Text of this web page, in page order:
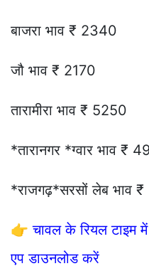
बाजरा भाव ₹ 2340
जौ भाव ₹ 2170
तारामीरा भाव ₹ 5250
*तारानगर *ग्वार भाव ₹
*राजगढ़*सरसों लेब भाव
👉चावल के रियल टाइम
एप डाउनलोड करें